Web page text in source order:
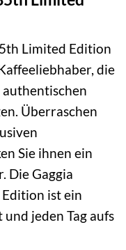
Limited Edition
die
Überraschen
Sie ihnen ein
Die Gaggia
ist ein
jeden Tag aufs